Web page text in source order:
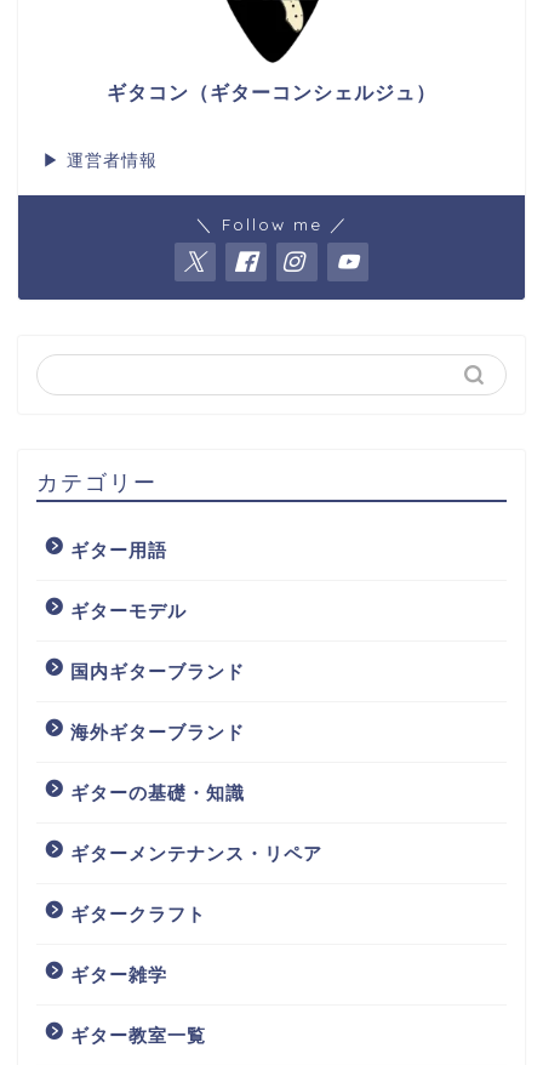
ギタコン（ギターコンシェルジュ）
▶ 運営者情報
＼ Follow me ／
カテゴリー
ギター用語
ギターモデル
国内ギターブランド
海外ギターブランド
ギターの基礎・知識
ギターメンテナンス・リペア
ギタークラフト
ギター雑学
ギター教室一覧